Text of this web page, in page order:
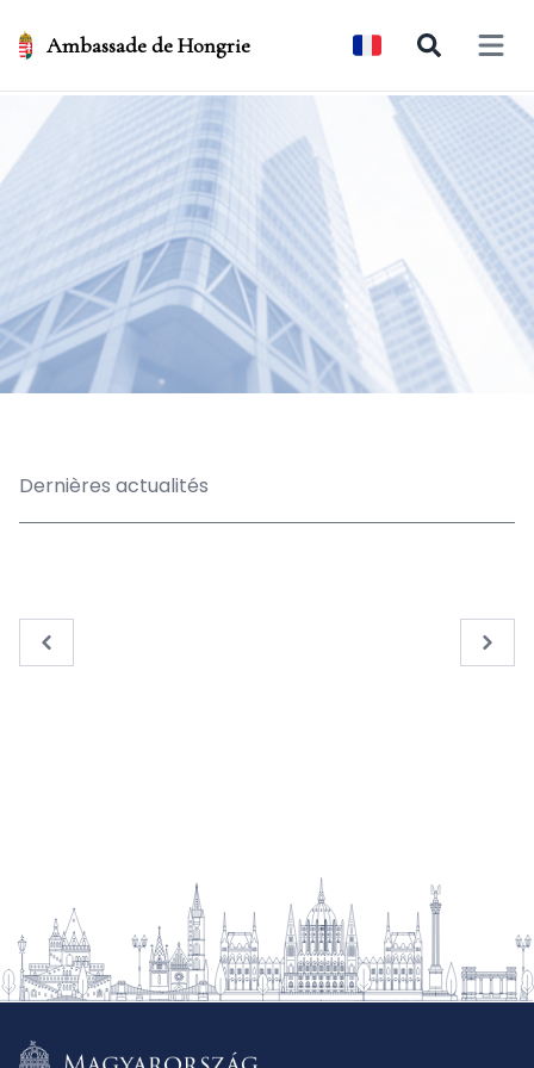
Ambassade de Hongrie Open
Dernières actualités
« Previous Next